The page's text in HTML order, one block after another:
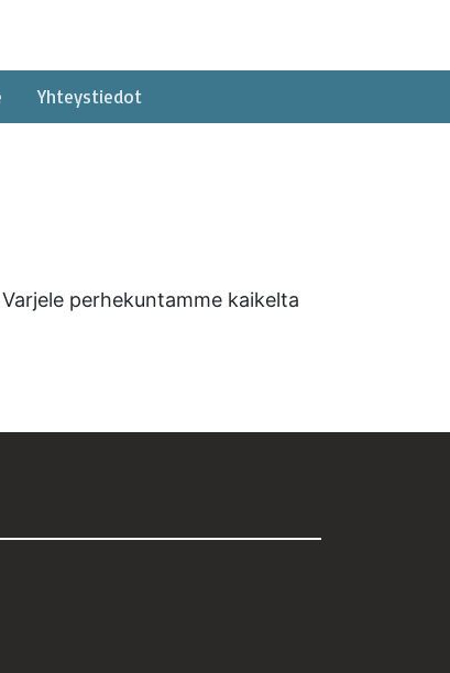
Yhteystiedot
perhekuntamme kaikelta